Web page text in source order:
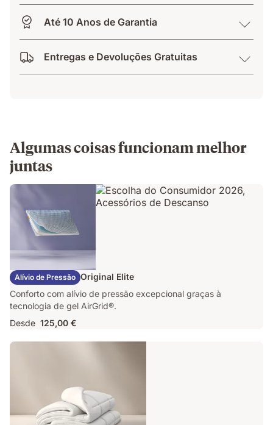
Até 10 Anos de Garantia
Entregas e Devoluções Gratuitas
Algumas coisas funcionam melhor
juntas
Alívio de Pressão
Almofada Emma Original Elite
Conforto com alívio de pressão excepcional graças à
tecnologia de gel AirGrid®.
Desde 125,00 €